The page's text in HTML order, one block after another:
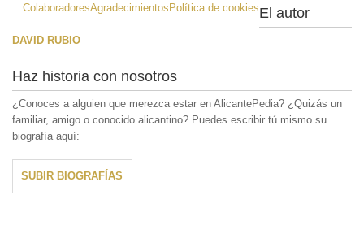
ColaboradoresAgradecimientos Política de cookiesEl autor
DAVID RUBIO
Haz historia con nosotros
¿Conoces a alguien que merezca estar en AlicantePedia? ¿Quizás un
familiar, amigo o conocido alicantino? Puedes escribir tú mismo su
biografía aquí:
SUBIR BIOGRAFÍAS